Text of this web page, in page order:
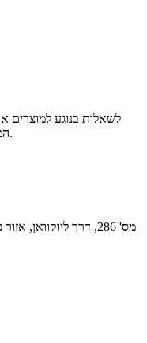
לשאלות בנוגע למוצרים
המייל שלכם וניצור עמכם קשר תוך 24 שעות.
מס' 286, דרך ליוקוואן,